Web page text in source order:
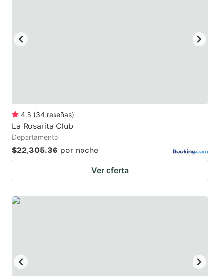
4.6 (34 reseñas)
La Rosarita Club
Departamento
$22,305.36 por noche
Ver oferta